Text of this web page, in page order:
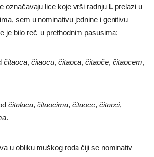
označavaju lice koje vrši radnju L prelazi u
sem u nominativu jednine i genitivu
je bilo reči u prethodnim pasusima:
čitaoca, čitaocu, čitaoca, čitaoče, čitaocem,
čitalaca, čitaocima, čitaoce, čitaoci,
.
u obliku muškog roda čiji se nominativ